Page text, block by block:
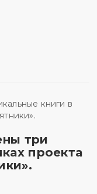
три
проекта